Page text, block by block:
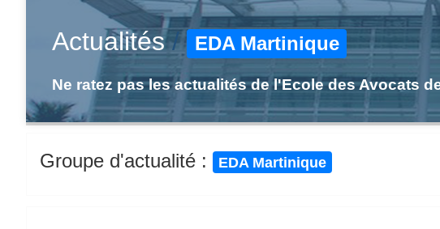
Actualités/ EDA Martinique
Ne ratez pas les actualités de l'Ecole des Avocats
Groupe d'actualité : EDA Martinique